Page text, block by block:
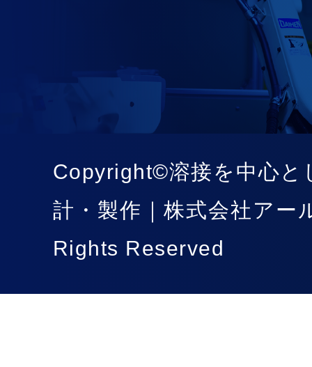
Copyright©溶接を中心と
計・製作｜株式会社アー
Rights Reserved